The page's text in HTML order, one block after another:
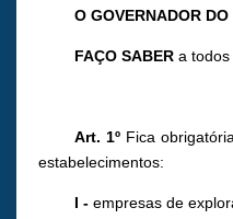
O GOVERNADOR
FAÇO SABERa todos
Art. 1ºFica
estabelecimentos:
I - empresas de